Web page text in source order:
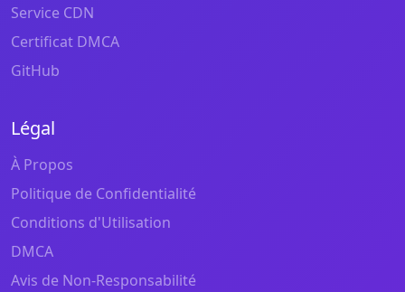
Service CDN
Certificat DMCA
GitHub
Légal
À Propos
Politique de Confidentialité
Conditions d'Utilisation
DMCA
Avis de Non-Responsabilité